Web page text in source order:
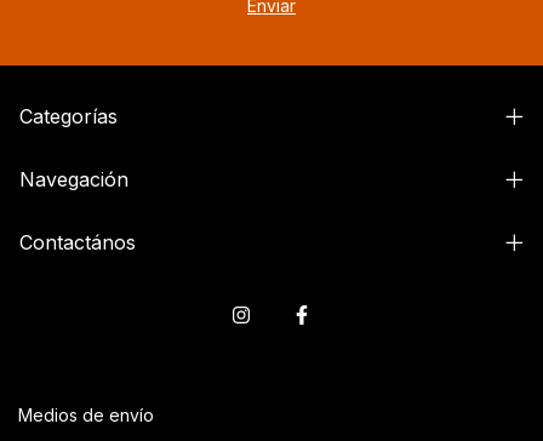
Categorías
Navegación
Contactános
Medios de envío